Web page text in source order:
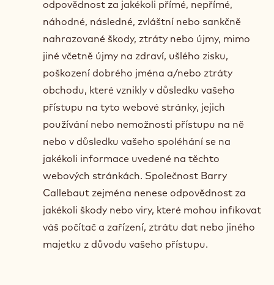
odpovědnost za jakékoli přímé, nepřímé,
náhodné, následné, zvláštní nebo sankčně
nahrazované škody, ztráty nebo újmy, mimo
jiné včetně újmy na zdraví, ušlého zisku,
poškození dobrého jména a/nebo ztráty
obchodu, které vznikly v důsledku vašeho
přístupu na tyto webové stránky, jejich
používání nebo nemožnosti přístupu na ně
nebo v důsledku vašeho spoléhání se na
jakékoli informace uvedené na těchto
webových stránkách. Společnost Barry
Callebaut zejména nenese odpovědnost za
jakékoli škody nebo viry, které mohou infikovat
váš počítač a zařízení, ztrátu dat nebo jiného
majetku z důvodu vašeho přístupu.